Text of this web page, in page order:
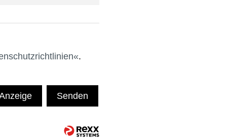
.
Senden